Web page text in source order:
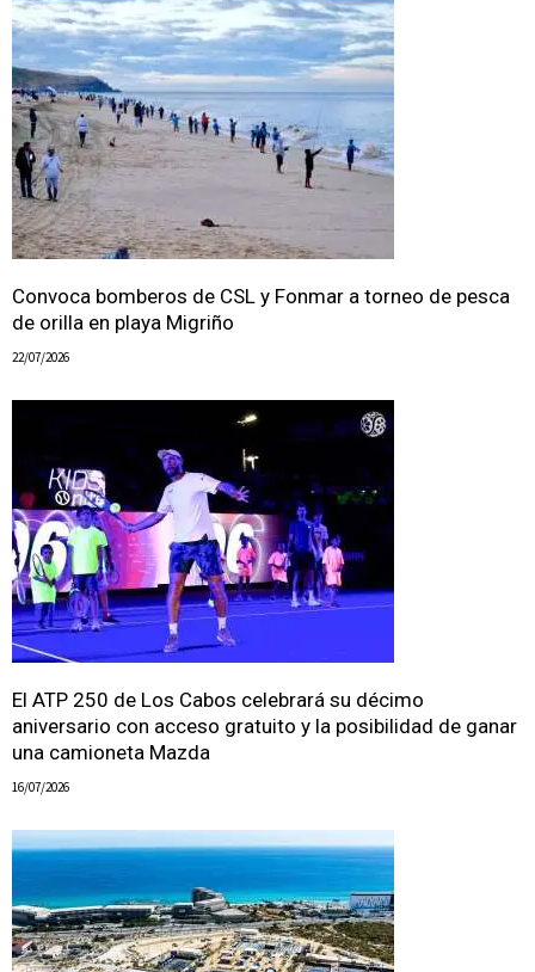
Convoca bomberos de CSL y Fonmar a torneo de pesca
de orilla en playa Migriño
22/07/2026
El ATP 250 de Los Cabos celebrará su décimo
aniversario con acceso gratuito y la posibilidad de ganar
una camioneta Mazda
16/07/2026